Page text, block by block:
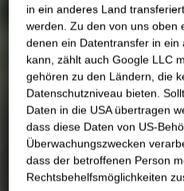
in ein anderes Land
werden. Zu den von uns oben
denen ein Datentransfer in ein
kann, zählt auch Google LLC
gehören zu den Ländern, die
Datenschutzniveau bieten.
Daten in die USA übertragen
dass diese Daten von US-
Überwachungszwecken
dass der betroffenen Person
Rechtsbehelfsmöglichkeiten